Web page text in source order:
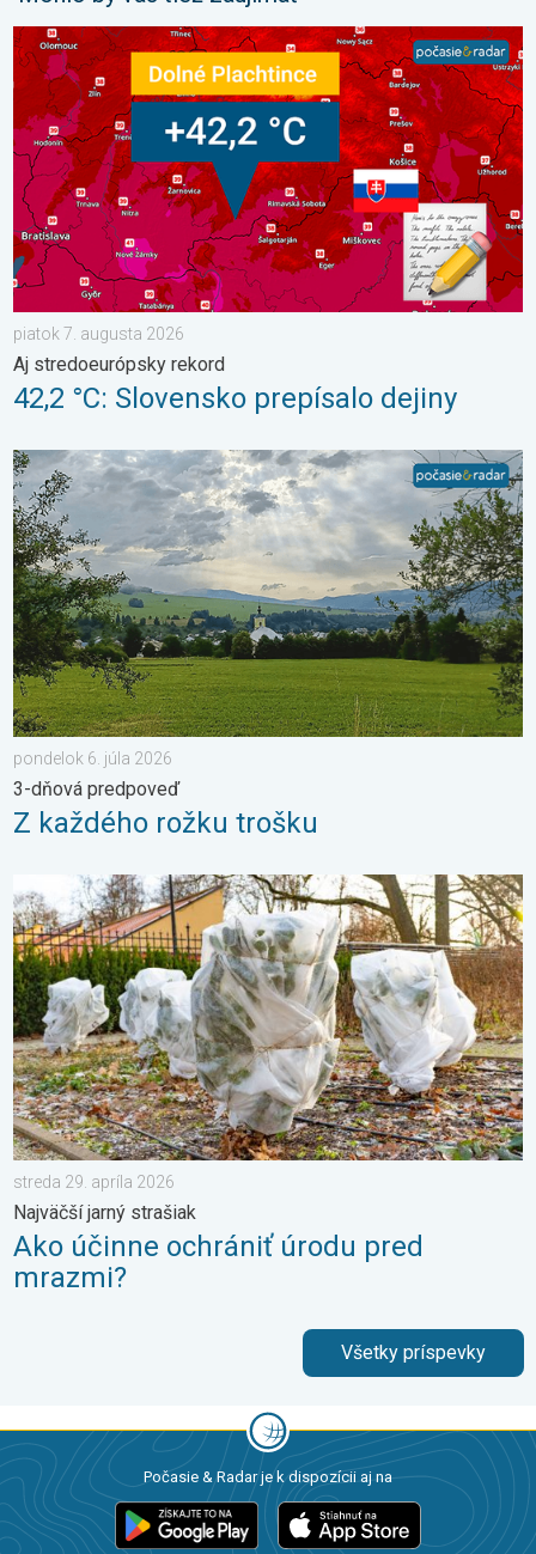
42,2 °C: Slovensko prepísalo dejiny. Aj stredoeurópsky
piatok 7. augusta 2026
Aj stredoeurópsky rekord
42,2 °C: Slovensko prepísalo dejiny
Z každého rožku trošku. 3-dňová predpoveď. . . pondelok 6.
pondelok 6. júla 2026
3-dňová predpoveď
Z každého rožku trošku
Ako účinne ochrániť úrodu pred mrazmi?. Najväčší jarný
streda 29. apríla 2026
Najväčší jarný strašiak
Ako účinne ochrániť úrodu pred
mrazmi?
Všetky príspevky
Počasie & Radar je k dispozícii aj na